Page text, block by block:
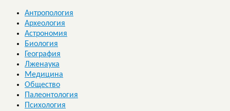
Антропология
Археология
Астрономия
Биология
География
Лженаука
Медицина
Общество
Палеонтология
Психология